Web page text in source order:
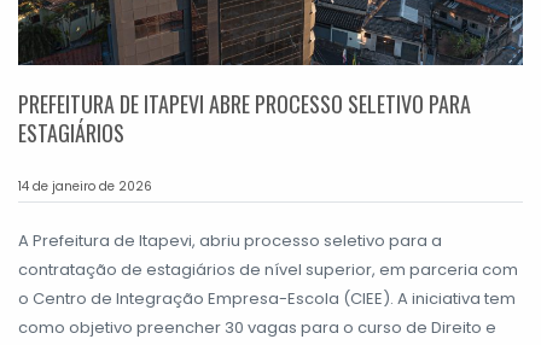
PREFEITURA DE ITAPEVI ABRE PROCESSO SELETIVO PARA
ESTAGIÁRIOS
14 de janeiro de 2026
A Prefeitura de Itapevi, abriu processo seletivo para a
contratação de estagiários de nível superior, em parceria com
o Centro de Integração Empresa-Escola (CIEE). A iniciativa tem
como objetivo preencher 30 vagas para o curso de Direito e